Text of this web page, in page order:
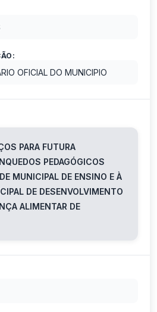
OFICIAL DO MUNICIPIO
PARA FUTURA
PEDAGÓGICOS
MUNICIPAL DE ENSINO E À
DE DESENVOLVIMENTO
ALIMENTAR DE